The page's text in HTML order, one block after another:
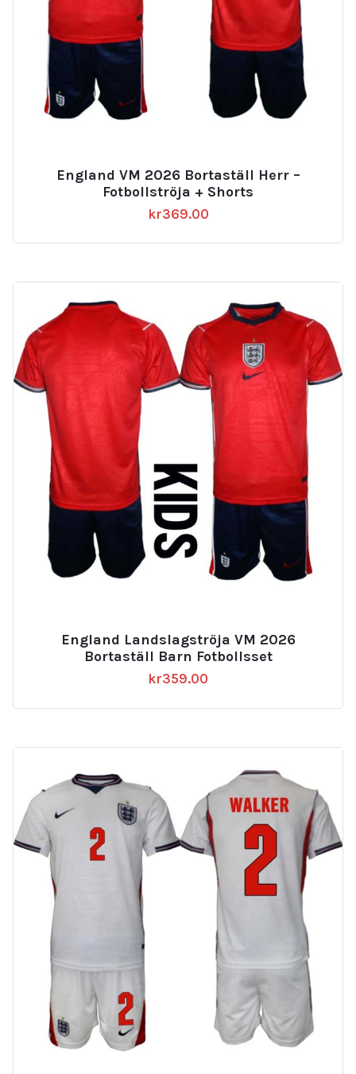
England VM 2026 Bortaställ Herr –
Fotbollströja + Shorts
kr369.00
England Landslagströja VM 2026
Bortaställ Barn Fotbollsset
kr359.00